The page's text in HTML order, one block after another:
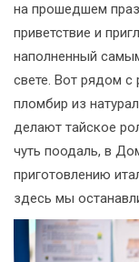
на прошедшем
приветствие и
наполненный
свете. Вот рядом с
пломбир из
делают тайское
чуть поодаль, в
приготовлению
здесь мы